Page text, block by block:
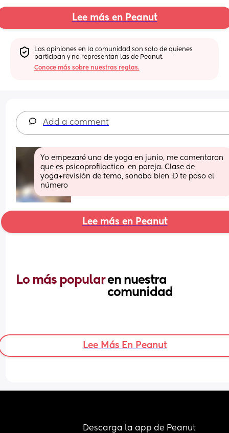
Lee más en Peanut
Las opiniones en la comunidad son solo de quienes
participan y no representan las de Peanut.
Conoce más sobre nuestras reglas.
Add a comment
Yo empezaré uno de yoga en junio, me comentaron
que es psicoprofilactico, en pareja. Clase de
yoga+revisión de tema, sonaba bien :D te paso el
número
Lee más en Peanut
Lo más popular en nuestra
comunidad
Lee Más En Peanut
Descarga la app de Peanut